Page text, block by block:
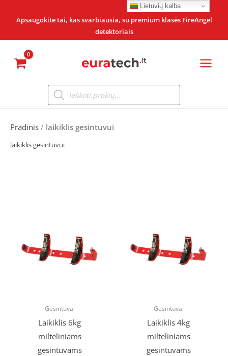
Apsaugokite tai, kas svarbiausia, su premium klasės FireAngel
detektoriais
Products
search
Pradinis / laikiklis gesintuvui
laikiklis gesintuvui
Gesintuvai
Laikiklis 6kg
milteliniams
gesintuvams
Gesintuvai
Laikiklis 4kg
milteliniams
gesintuvams
Lietuvių kalba